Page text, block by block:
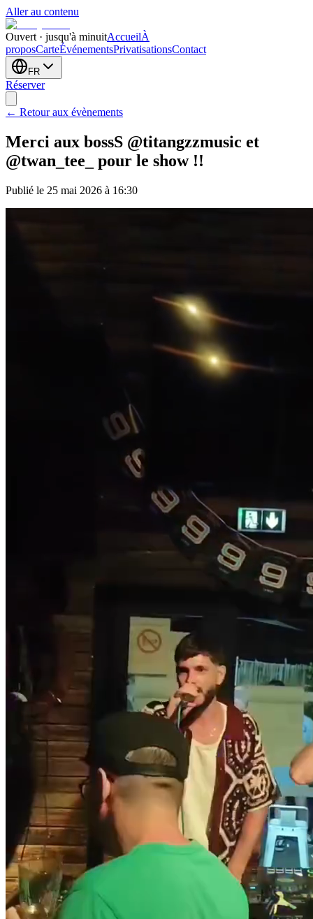
Aller au contenu
Ouvert · jusqu'à minuitAccueilÀ
proposCarteÉvénementsPrivatisationsContact
FR
Réserver
← Retour aux évènements
Merci aux bossS @titangzzmusic et
@twan_tee_ pour le show !!
Publié le 25 mai 2026 à 16:30